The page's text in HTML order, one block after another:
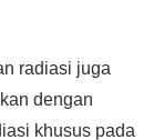
radiasi juga
dengan
khusus pada